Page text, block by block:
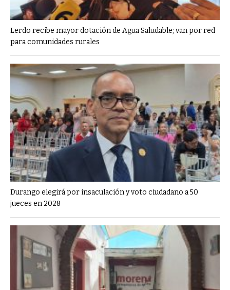
Lerdo recibe mayor dotación de Agua Saludable; van por red
para comunidades rurales
Durango elegirá por insaculación y voto ciudadano a 50
jueces en 2028